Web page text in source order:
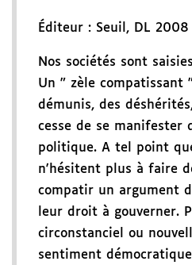
Éditeur : Seuil , DL 2008
Nos sociétés sont
Un " zèle compatissant
démunis, des
cesse de se manifester
politique. A tel point
n'hésitent plus à faire
compatir un argument
leur droit à gouverner.
circonstanciel ou
sentiment